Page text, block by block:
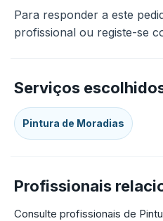
Para responder a este
profissional ou registe-se
Serviços
Pintura de Moradias
Profissionais
Consulte profissionais de